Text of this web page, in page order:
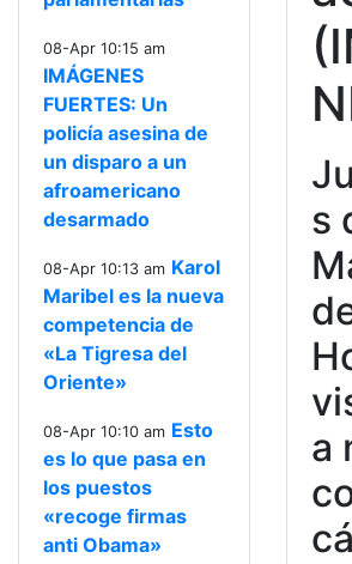
08-Apr 10:15 am
IMÁGENES
FUERTES: Un
policía asesina de
un disparo a un
afroamericano
desarmado
08-Apr 10:13 am Karol
Maribel es la nueva
competencia de
«La Tigresa del
Oriente»
08-Apr 10:10 am Esto
es lo que pasa en
los puestos
«recoge firmas
anti Obama»
s
a